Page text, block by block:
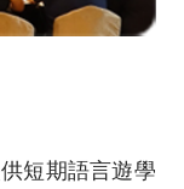
短期語言遊學